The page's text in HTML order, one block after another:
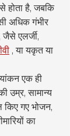
होता है, जबकि
अधिक गंभीर
एलर्जी,
, या यकृत या
एक ही
उम्र, सामान्य
किए गए भोजन,
का